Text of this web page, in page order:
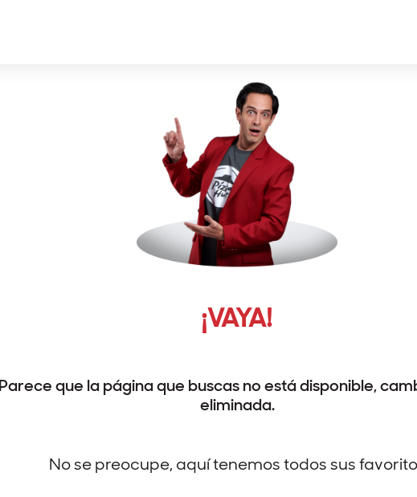
¡VAYA!
Parece que la página que buscas no está disponible,
eliminada.
No se preocupe, aquí tenemos todos sus